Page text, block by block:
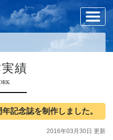
績
記念誌を制作しました。
2016年03月30日 更新